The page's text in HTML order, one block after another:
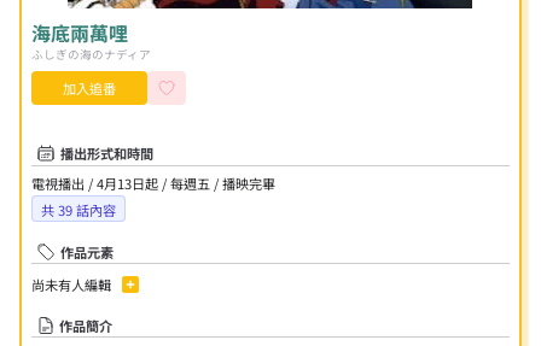
海底兩萬哩
ふしぎの海のナディア
加入追番
播出形式和時間
電視播出 / 4月13日起 / 每週五 / 播映完畢
共39話內容
作品元素
尚未有人編輯
作品簡介